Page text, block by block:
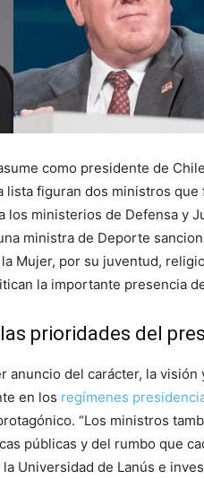
como presidente de
lista figuran dos ministros que
los ministerios de Defensa y
ministra de Deporte
Mujer, por su juventud,
la importante presencia
prioridades del
anuncio del carácter, la
en los regímenes
“Los ministros
públicas y del rumbo que
Universidad de Lanús e